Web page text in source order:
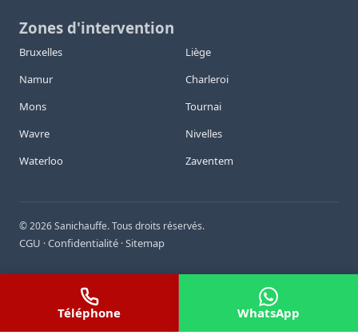
Zones d'intervention
Bruxelles
Liège
Namur
Charleroi
Mons
Tournai
Wavre
Nivelles
Waterloo
Zaventem
©2026Sanichauffe. Tous droits réservés.
CGU ·Confidentialité ·Sitemap